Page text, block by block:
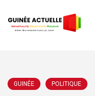
GUINÉE POLITIQUE